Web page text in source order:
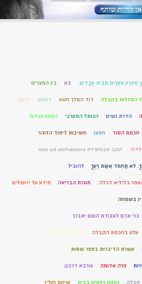
מֵאֶרֶץ מִצְרַיִם מִבֵּית עֲבָדִים. בא בין המצרים
המזלות בקבלה דוד המלך חטא דעאש דרקון
הדרת נשים הכותל המערבי המפץ הגדול
חכמת הסוד חמצן חשיבות לימוד הזוהר
יעקב אבוחצירא mas ud abihatzeira
לֹא תַחְמֹד אֵשֶׁת רֵעֶךָ להוביל
בליליא דכלה. מטרת הבריאה מידע על ירושלים
בשמחה
אדם לעבודת השם יתברך
עלון בחכמת הקבלה עלון שבועי ביהדות
עשרת הדיברות בספר שמות
פרה אדומה צורבא דרבנן
קבלה רוחות רפאים בבית שיחת חולין